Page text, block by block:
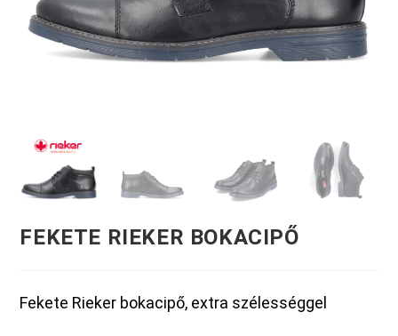
FEKETE RIEKER BOKACIPŐ
Fekete Rieker bokacipő, extra szélességgel